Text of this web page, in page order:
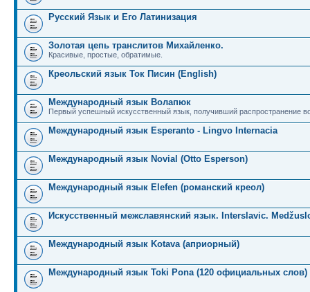
Русский Язык и Его Латинизация
Золотая цепь транслитов Михайленко.
Красивые, простые, обратимые.
Креольский язык Ток Писин (English)
Международный язык Волапюк
Первый успешный искусственный язык, получивший распространение
Международный язык Esperanto - Lingvo Internacia
Международный язык Novial (Otto Esperson)
Международный язык Elefen (романский креол)
Искусственный межславянский язык. Interslavic.
Международный язык Kotava (априорный)
Международный язык Toki Pona (120 официальных слов)